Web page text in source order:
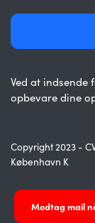
Modtag mail
Ved at
opbevare dine
Copyright 2023 -
København K